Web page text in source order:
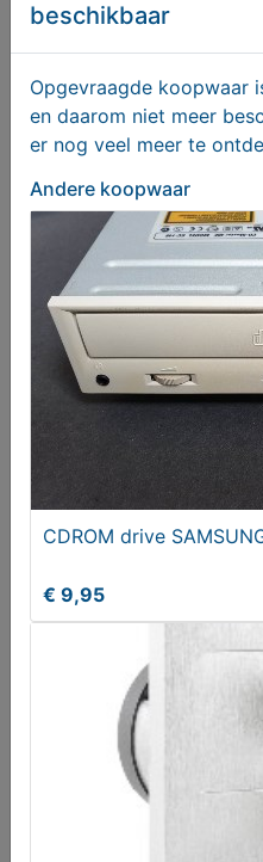
Badkamertegels
€ 64,95
Hyundai Tucson 1.6 GDi
Trekhaak
€ 16250,00
beschikbaar
Opgevraagde koopwaar
en daarom niet meer
er nog veel meer te
Andere koopwaar
CDROM drive
€ 9,95